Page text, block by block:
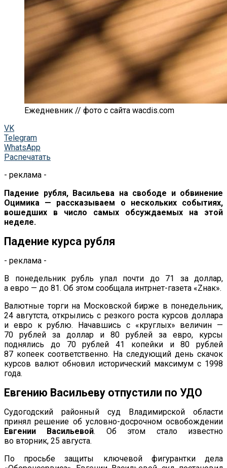
Ежедневник // фото с сайта wacdis.com
VK
Telegram
WhatsApp
Распечатать
- реклама -
Падение рубля, Васильева на свободе и обвинение
Оцимика — рассказываем о нескольких событиях,
вошедших в число самых обсуждаемых на этой
неделе.
Падение курса рубля
- реклама -
В
понедельник рубль упал почти до 71 за
доллар,
а евро — до 81. Об этом сообщала интрнет-газета «Zнак».
Валютные торги на Московской бирже в понедельник,
24 авгутста, открылись с резкого роста курсов доллара
и евро к рублю. Начавшись с «круглых» величин —
70
рублей за доллар и 80 рублей за
евро, курсы
поднялись до
70 рублей 41 копейки и 80
рублей
87 копеек соответственно. На следующий день скачок
курсов валют обновил исторический максимум с 1998
года.
Евгению Васильеву отпустили по УДО
Судогодский районный суд Владимирской области
принял решение об условно-досрочномосвобождении
Евгении Васильевой. Об
этом стало известно
во вторник, 25 августа.
По
просьбе защиты ключевой фигурантки дела